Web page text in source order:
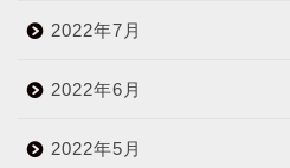
2022年7月
2022年6月
2022年5月